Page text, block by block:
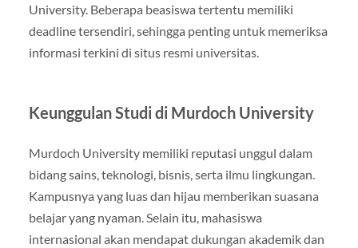
University. Beberapa beasiswa tertentu memiliki
deadline tersendiri, sehingga penting untuk memeriksa
informasi terkini di situs resmi universitas.
Keunggulan Studi di Murdoch University
Murdoch University memiliki reputasi unggul dalam
bidang sains, teknologi, bisnis, serta ilmu lingkungan.
Kampusnya yang luas dan hijau memberikan suasana
belajar yang nyaman. Selain itu, mahasiswa
internasional akan mendapat dukungan akademik dan